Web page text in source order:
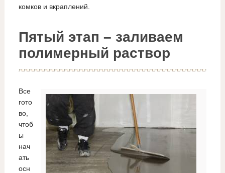
комков и вкраплений.
Пятый этап – заливаем
полимерный раствор
Все
гото
во,
чтоб
ы
нач
ать
осн